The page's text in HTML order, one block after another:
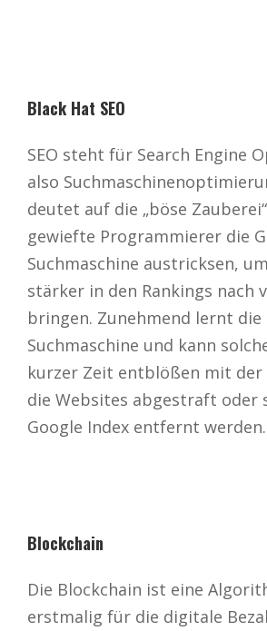
Black Hat SEO
SEO steht für Search Engine
also
deutet auf die „böse
gewiefte Programmierer die
Suchmaschine austricksen,
stärker in den Rankings nach
bringen. Zunehmend lernt die
Suchmaschine und kann
kurzer Zeit entblößen mit der
die Websites abgestraft oder
Google Index entfernt werden.
Blockchain
Die Blockchain ist eine
erstmalig für die digitale